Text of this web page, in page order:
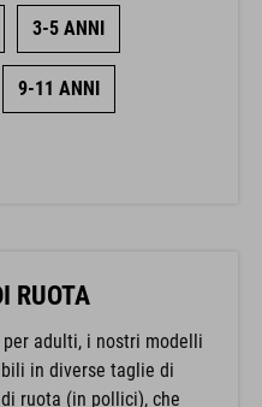
3-5 ANNI
9-11 ANNI
RUOTA
adulti, i nostri modelli
in diverse taglie di
ruota (in pollici), che